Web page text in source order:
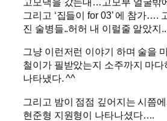
그리고 ‘집들이 for 03’ 에 참가….
진 술병들..허허 내 이럴줄 알았지..
그냥 이런저런 이야기 하며 술을
철이가 필받았는지 소주까지 마
나타냈다. ^^
그리고 밤이 점점 깊어지는 시쯤
현준형 지원형이 나타나셨다….